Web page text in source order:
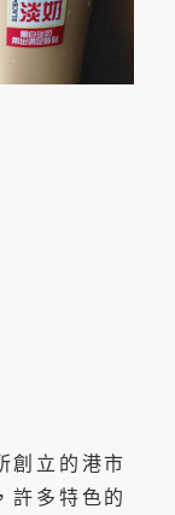
創立的港市
許多特色的